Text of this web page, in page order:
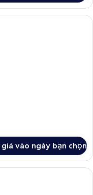
két bảo mật tại phòng, bàn
giá vào ngày bạn chọn
két bảo mật tại phòng, bàn